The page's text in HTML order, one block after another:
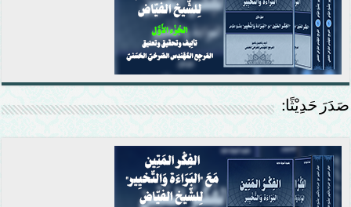
صَدَرَ حَدِيْثًا: